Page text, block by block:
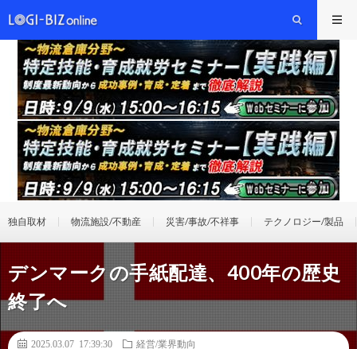
独自取材 物流施設/不動産 災害/事故/不祥事 テクノロジー/製品
デンマークの手紙配達、400年の歴史
終了へ
2025.03.07 17:39:30
経営/業界動向